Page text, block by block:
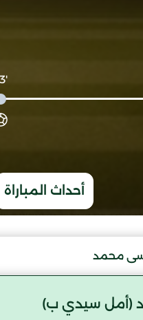
'33
أحداث المباراة
محمد
(أمل سيدي ب)